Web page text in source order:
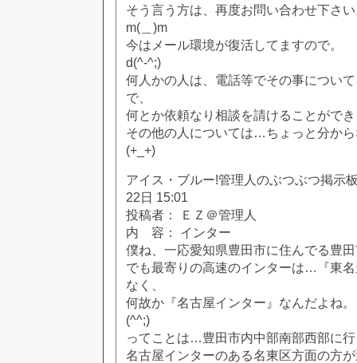
そう言う方は、再度お問い合わせ下さ
m(＿)m
今はメール環境が復活してますので。
d(^-^;)
何人かの人は、電話等でその事につい
で、
何とか依頼なり相談を請けることがで
その他の人については…ちょっと分か
(+_+)
アイス・ブルー!管理人のぶつぶつ掲示
22日 15:01
投稿者： ＥＺ＠管理人
内 容： インター
僕ね、一応愛知県豊田市に住んでる豊
でも最寄りの高速のインターは…『東
なく、
何故か『名古屋インター』なんだよね。
(^^;)
ってことは…豊田市内中部南部西部に
名古屋インターのある名東区方面の方